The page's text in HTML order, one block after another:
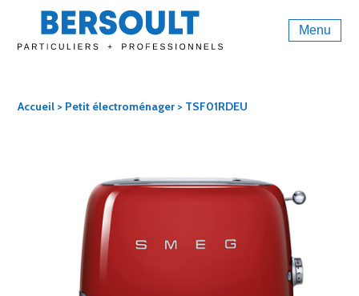
Menu
Accueil > Petit électroménager > TSF01RDEU